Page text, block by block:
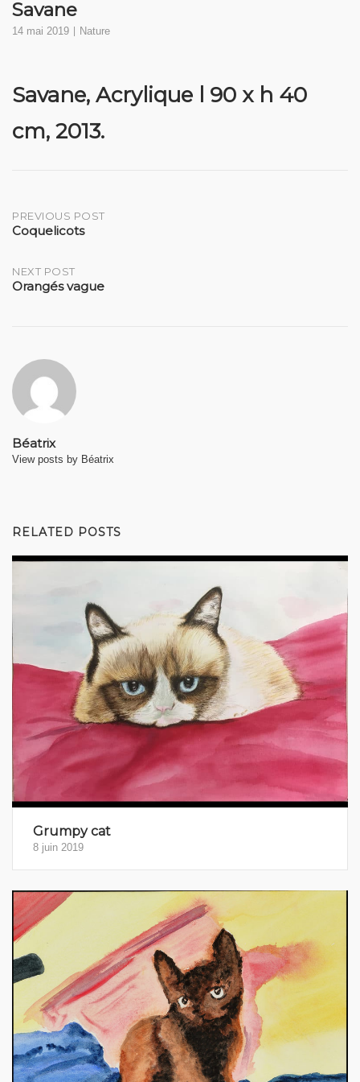
Savane
14 mai 2019 Nature
Savane, Acrylique l 90 x h 40
cm, 2013.
Post
PREVIOUS POST
Coquelicots
NEXT POST
Orangés vague
Béatrix
View posts by Béatrix
RELATED POSTS
Grumpy cat
8 juin 2019